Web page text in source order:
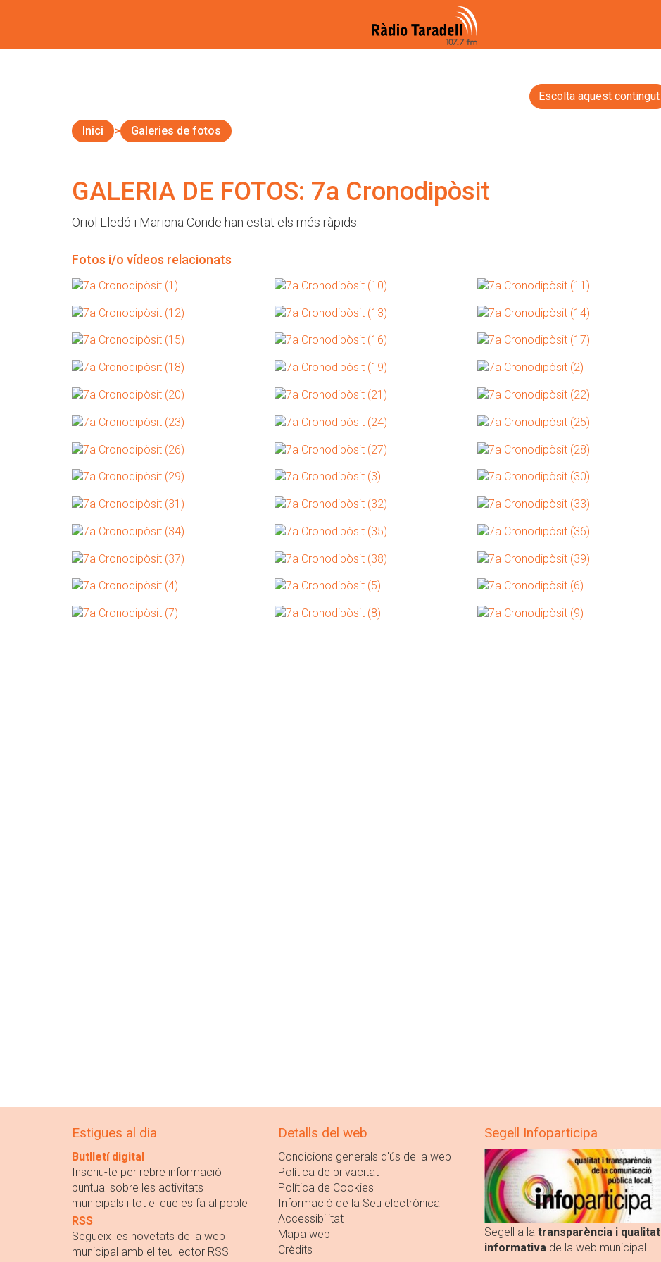
Escolta aquest contingut
Inici Galeries de fotos
GALERIA DE FOTOS: 7a Cronodipòsit
Oriol Lledó i Mariona Conde han estat els més ràpids.
Fotos i/o vídeos relacionats
Estigues al dia
Butlletí digital
Inscriu-te per rebre informació
puntual sobre les activitats
municipals i tot el que es fa al poble
RSS
Segueix les novetats de la web
municipal amb el teu lector RSS
Detalls del web
Condicions generals d'ús de la web
Política de privacitat
Política de Cookies
Informació de la Seu electrònica
Accessibilitat
Mapa web
Crèdits
Segell Infoparticipa
Segell a la transparència i qualitat
informativa de la web municipal